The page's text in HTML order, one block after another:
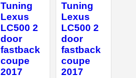
Tuning
Lexus
LC500 2
door
fastback
coupe
2017
Tuning
Lexus
LC500 2
door
fastback
coupe
2017